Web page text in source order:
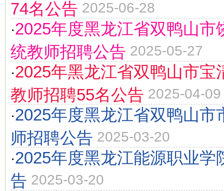
74名公告 2025-06-28
·2025年度黑龙江省双鸭山市
统教师招聘公告 2025-05-27
·2025年黑龙江省双鸭山市宝
教师招聘55名公告 2025-04-09
·2025年度黑龙江省双鸭山市
师招聘公告 2025-03-20
·2025年度黑龙江能源职业学
告 2025-03-20